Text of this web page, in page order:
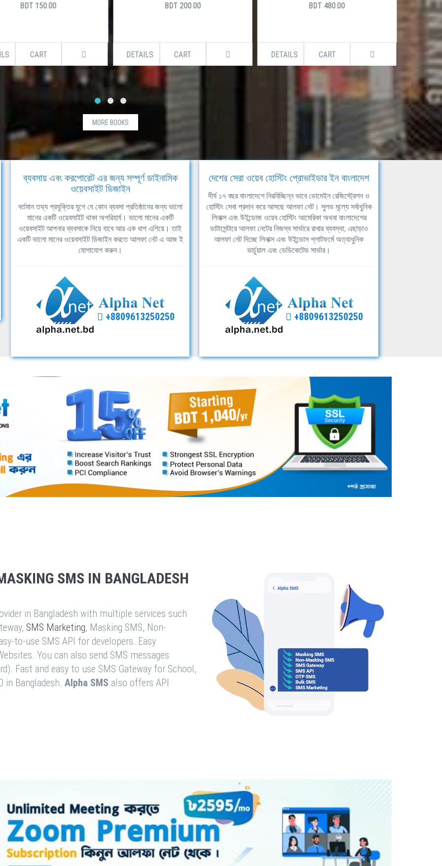
BDT 150.00
CART
BDT 200.00
DETAILS CART
BDT 480.00
DETAILS CART DETAILS
MORE BOOKS
ব্যবসায় এবং করপোরেট এর জন্য সম্পূর্ণ ডাইনামিক
ওয়েবসাইট ডিজাইন
বর্তমান তথ্য প্রযুক্তির যুগে যে কোন ব্যবসা প্রতিষ্ঠানের জন্য ভালো
মানের একটি ওয়েবসাইট থাকা অপরিহার্য। ভালো মানের একটি
ওয়েবসাইট আপনার ব্যবসাকে নিয়ে যাবে আর এক ধাপ এগিয়ে। তাই
একটি ভালো মানের ওয়েবসাইট ডিজাইন করতে আলফা নেট এ আজ ই
যোগাযোগ করুন।
+8809613250250
দেশের সেরা ওয়েব হোস্টিং প্রোভাইডার ইন বাংলাদেশ
দীর্ঘ ১৭ বছর বাংলাদেশে নিরবিচ্ছিন্ন ভাবে ডোমেইন রেজিস্ট্রেশন ও
হোস্টিং সেবা প্রদান করে আসছে আলফা নেট। সুলভ মূল্যে সর্বাধুনিক
লিনাক্স এবং উইন্ডোজ ওয়েব হোস্টিং আমেরিকা অথবা বাংলাদেশের
ডাটাসেন্টারে আলফা নেটের নিজস্ব সার্ভারে রাখার ব্যবস্থা, এছাড়াও
আলফা নেট দিচ্ছে লিনাক্স এবং উইন্ডোস প্লাটফর্মে অত্যাধুনিক
ভার্চুয়াল এবং ডেডিকেটেড সার্ভার।
+8809613250250
SMS IN BANGLADESH
in Bangladesh with multiple services such
SMS Marketing, Masking SMS, Non-
to-use SMS API for developers. Easy
You can also send SMS messages
Fast and easy to use SMS Gateway for School,
in Bangladesh. Alpha SMS also offers API